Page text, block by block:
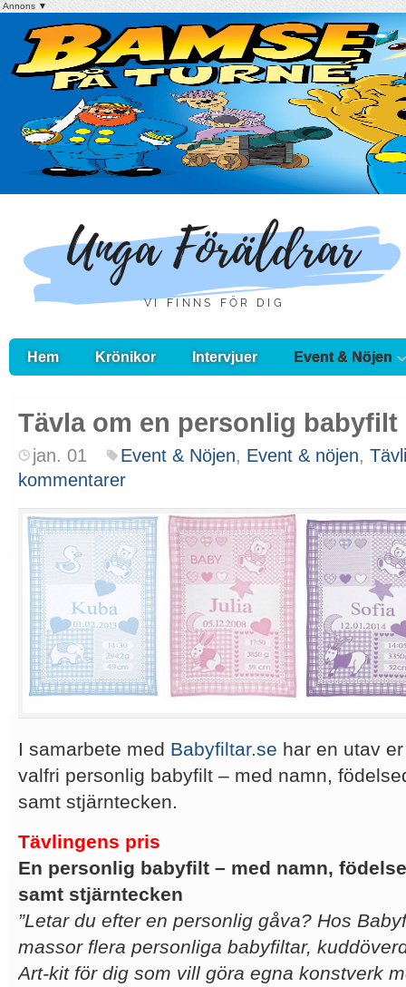
Annons ▼
Hem Krönikor Intervjuer Event & Nöjen
Tävla om en personlig babyfilt
jan. 01 Event & Nöjen, Event & nöjen,
kommentarer
I samarbete med Babyfiltar.se har en utav
valfri personlig babyfilt – med namn,
samt stjärntecken.
Tävlingens pris
En personlig babyfilt – med namn,
samt stjärntecken
”Letar du efter en personlig gåva? Hos
massor flera personliga babyfiltar,
Art-kit för dig som vill göra egna konstverk